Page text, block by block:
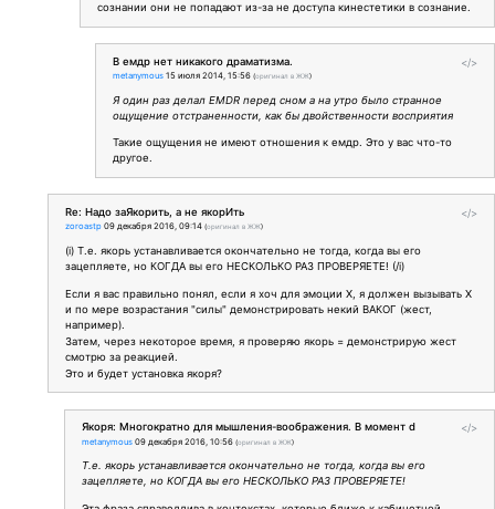
сознании они не попадают из-за не доступа кинестетики в сознание.
</>
В емдр нет никакого драматизма.
metanymous 15 июля 2014, 15:56 (оригинал в ЖЖ)
Я один раз делал EMDR перед сном а на утро было странное
ощущение отстраненности, как бы двойственности восприятия
Такие ощущения не имеют отношения к емдр. Это у вас что-то
другое.
</>
Re: Надо заЯкорить, а не якорИть
zoroastp 09 декабря 2016, 09:14 (оригинал в ЖЖ)
(i) Т.е. якорь устанавливается окончательно не тогда, когда вы его
зацепляете, но КОГДА вы его НЕСКОЛЬКО РАЗ ПРОВЕРЯЕТЕ! (/i)
Если я вас правильно понял, если я хоч для эмоции Х, я должен вызывать Х
и по мере возрастания "силы" демонстрировать некий ВАКОГ (жест,
например).
Затем, через некоторое время, я проверяю якорь = демонстрирую жест
смотрю за реакцией.
Это и будет установка якоря?
</>
Якоря: Многократно для мышления-воображения. В момент d
metanymous 09 декабря 2016, 10:56 (оригинал в ЖЖ)
Т.е. якорь устанавливается окончательно не тогда, когда вы его
зацепляете, но КОГДА вы его НЕСКОЛЬКО РАЗ ПРОВЕРЯЕТЕ!